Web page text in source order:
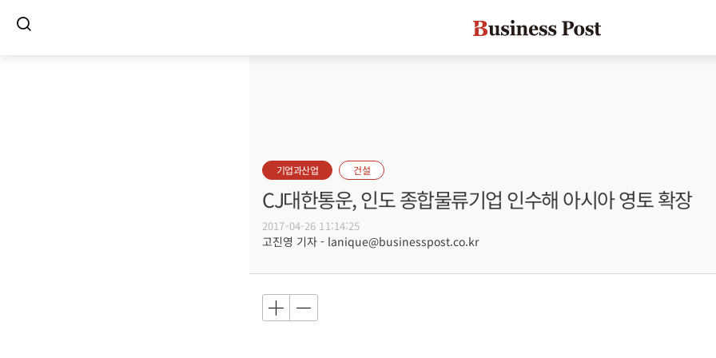
기업과산업 건설
CJ대한통운, 인도 종합물류기업 인수해 아시아 영토 확장
2017-04-26 11:14:25
고진영 기자 - lanique@businesspost.co.kr